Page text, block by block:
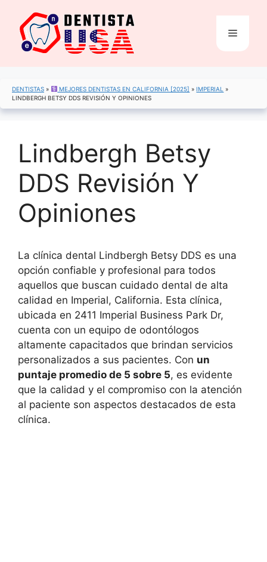
contenido
Menú
DENTISTAS » MEJORES DENTISTAS EN CALIFORNIA [2025] »IMPERIAL
»
LINDBERGH BETSY DDS REVISIÓN Y OPINIONES
Lindbergh Betsy
DDS Revisión Y
Opiniones
La clínica dental Lindbergh Betsy DDS es una
opción confiable y profesional para todos
aquellos que buscan cuidado dental de alta
calidad en Imperial, California. Esta clínica,
ubicada en 2411 Imperial Business Park Dr,
cuenta con un equipo de odontólogos
altamente capacitados que brindan servicios
personalizados a sus pacientes. Con un
puntaje promedio de 5 sobre 5, es evidente
que la calidad y el compromiso con la atención
al paciente son aspectos destacados de esta
clínica.